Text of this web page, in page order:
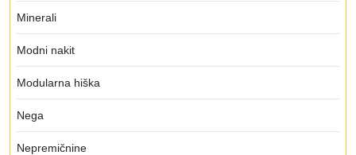
Minerali
Modni nakit
Modularna hiška
Nega
Nepremičnine